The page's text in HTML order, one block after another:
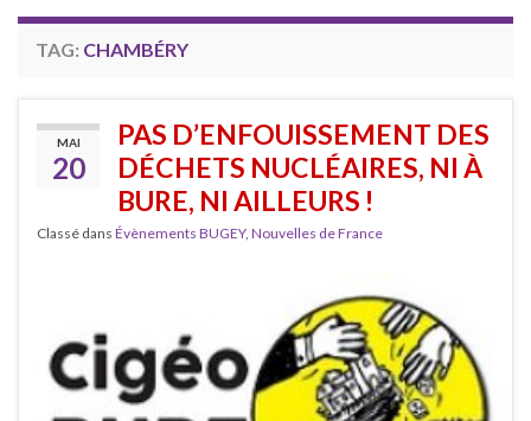
TAG: CHAMBÉRY
MAI
20
PAS D’ENFOUISSEMENT DES
DÉCHETS NUCLÉAIRES, NI À
BURE, NI AILLEURS !
Classé dans Évènements BUGEY, Nouvelles de France